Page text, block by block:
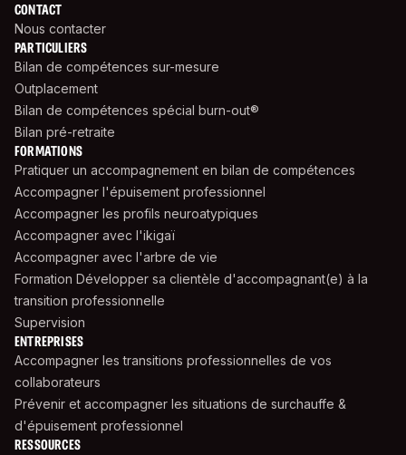
CONTACT
Nous contacter
PARTICULIERS
Bilan de compétences sur-mesure
Outplacement
Bilan de compétences spécial burn-out®
Bilan pré-retraite
FORMATIONS
Pratiquer un accompagnement en bilan de compétences
Accompagner l'épuisement professionnel
Accompagner les profils neuroatypiques
Accompagner avec l'ikigaï
Accompagner avec l'arbre de vie
Formation Développer sa clientèle d'accompagnant(e) à la
transition professionnelle
Supervision
ENTREPRISES
Accompagner les transitions professionnelles de vos
collaborateurs
Prévenir et accompagner les situations de surchauffe &
d'épuisement professionnel
RESSOURCES